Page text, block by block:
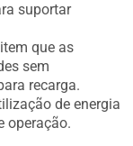
suportar
que as
sem
recarga.
de energia
operação.